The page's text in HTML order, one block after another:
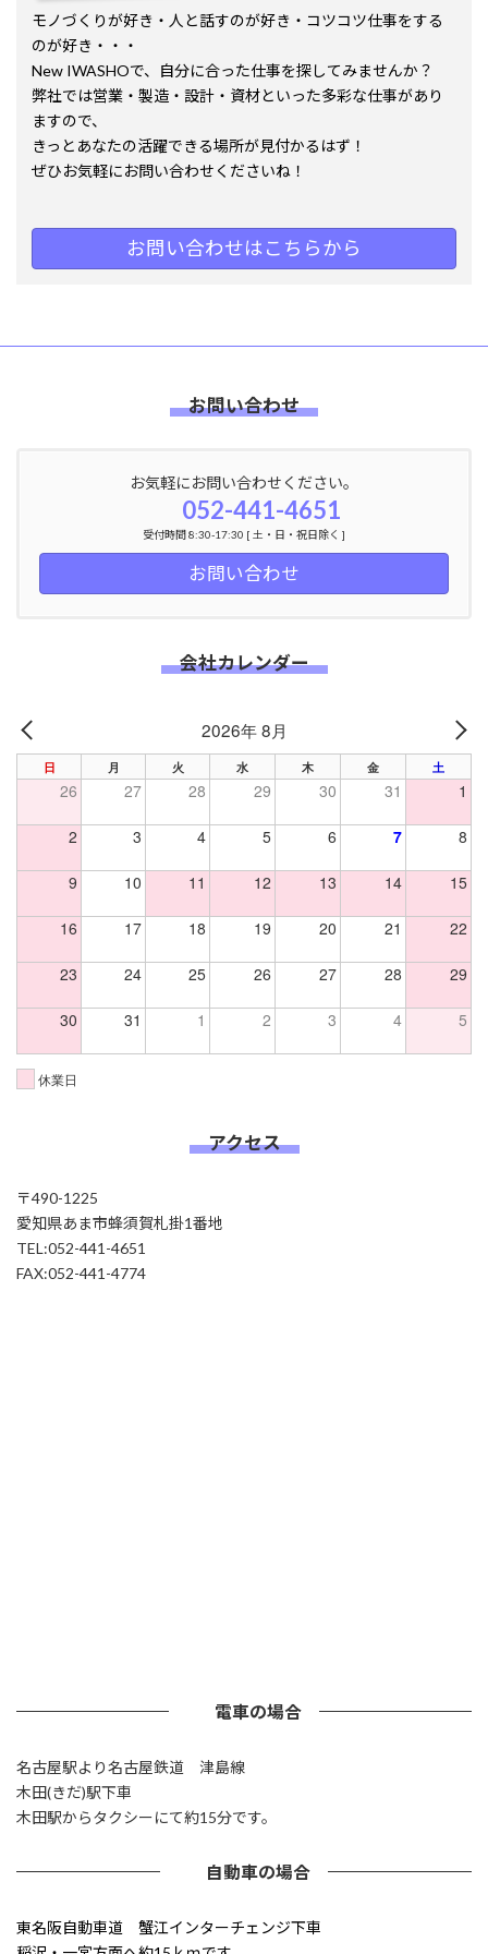
モノづくりが好き・人と話すのが好き・コツコツ仕事をする
のが好き・・・
New IWASHOで、自分に合った仕事を探してみませんか？
弊社では営業・製造・設計・資材といった多彩な仕事があり
ますので、
きっとあなたの活躍できる場所が見付かるはず！
ぜひお気軽にお問い合わせくださいね！
お問い合わせはこちらから
お問い合わせ
お気軽にお問い合わせください。
052-441-4651
受付時間 8:30-17:30 [ 土・日・祝日除く ]
お問い合わせ
会社カレンダー
PREV
2026年 8月
日 月 火 水 木 金 土
26 27 28 29 30 31 1
2 3 4 5 6 7 8
9 10 11 12 13 14 15
16 17 18 19 20 21 22
23 24 25 26 27 28 29
30 31 1 2 3 4 5
休業日
アクセス
〒490-1225
愛知県あま市蜂須賀札掛1番地
TEL:052-441-4651
FAX:052-441-4774
電車の場合
名古屋駅より名古屋鉄道 津島線
木田(きだ)駅下車
木田駅からタクシーにて約15分です。
自動車の場合
東名阪自動車道 蟹江インターチェンジ下車